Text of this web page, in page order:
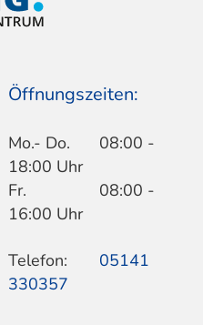
Öffnungszeiten:
Mo.- Do.
08:00 -
18:00 Uhr
Fr.
08:00 -
16:00 Uhr
Telefon:
05141
330357